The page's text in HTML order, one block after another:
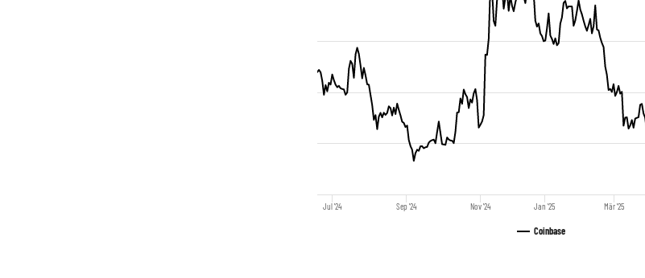
Coinbase
Jul '24 Sep '24 Nov '24 Jan '25 Mär '25